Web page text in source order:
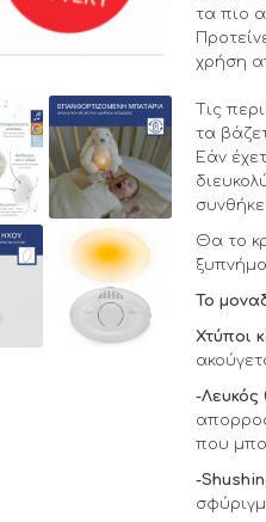
τα πιο
χρήση
Τις
τα
Εάν
Θα το
Το
Χτύποι
-Λευκός
που
-S